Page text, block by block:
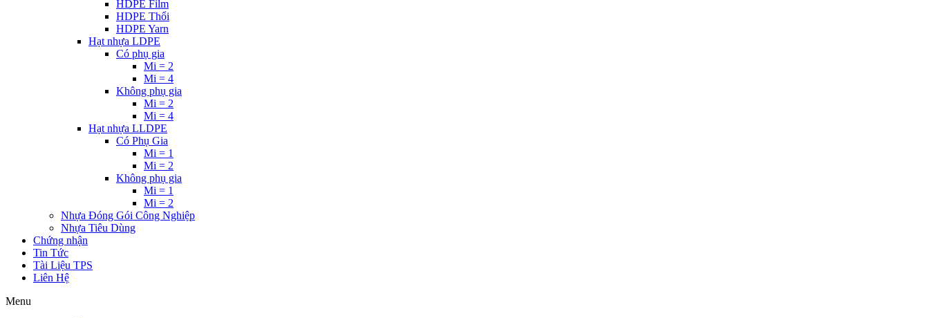
HDPE Film
HDPE Thổi
HDPE Yarn
Hạt nhựa LDPE
Có phụ gia
Mi = 2
Mi = 4
Không phụ gia
Mi = 2
Mi = 4
Hạt nhựa LLDPE
Có Phụ Gia
Mi = 1
Mi = 2
Không phụ gia
Mi = 1
Mi = 2
Nhựa Đóng Gói Công Nghiệp
Nhựa Tiêu Dùng
Chứng nhận
Tin Tức
Tài Liệu TPS
Liên Hệ
Menu